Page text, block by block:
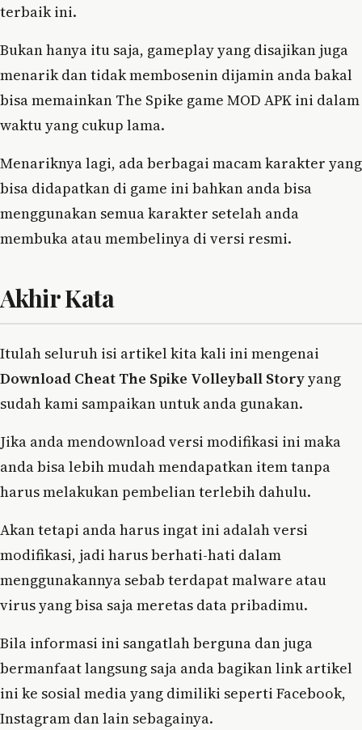
terbaik ini.
Bukan hanya itu saja, gameplay yang disajikan juga
menarik dan tidak membosenin dijamin anda bakal
bisa memainkan The Spike game MOD APK ini dalam
waktu yang cukup lama.
Menariknya lagi, ada berbagai macam karakter yang
bisa didapatkan di game ini bahkan anda bisa
menggunakan semua karakter setelah anda
membuka atau membelinya di versi resmi.
Akhir Kata
Itulah seluruh isi artikel kita kali ini mengenai
Download Cheat The Spike Volleyball Storyyang
sudah kami sampaikan untuk anda gunakan.
Jika anda mendownload versi modifikasi ini maka
anda bisa lebih mudah mendapatkan item tanpa
harus melakukan pembelian terlebih dahulu.
Akan tetapi anda harus ingat ini adalah versi
modifikasi, jadi harus berhati-hati dalam
menggunakannya sebab terdapat malware atau
virus yang bisa saja meretas data pribadimu.
Bila informasi ini sangatlah berguna dan juga
bermanfaat langsung saja anda bagikan link artikel
ini ke sosial media yang dimiliki seperti Facebook,
Instagram dan lain sebagainya.